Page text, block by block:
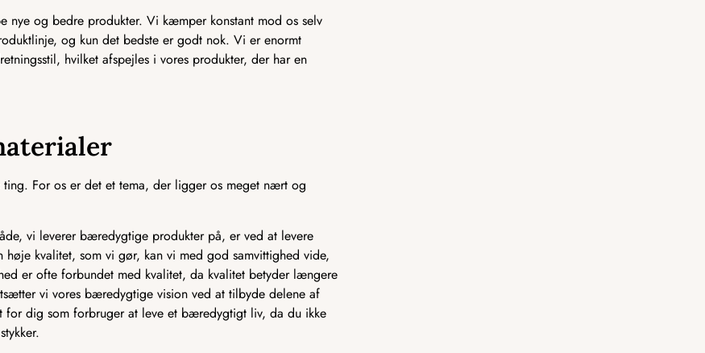
nye og bedre produkter. Vi kæmper konstant mod os selv
og kun det bedste er godt nok. Vi er enormt
hvilket afspejles i vores produkter, der har en
For os er det et tema, der ligger os meget nært og
vi leverer bæredygtige produkter på, er ved at levere
kvalitet, som vi gør, kan vi med god samvittighed vide,
er ofte forbundet med kvalitet, da kvalitet betyder længere
vi vores bæredygtige vision ved at tilbyde delene af
for dig som forbruger at leve et bæredygtigt liv, da du ikke